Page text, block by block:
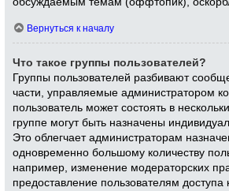
Вернуться к началу
Что такое группы пользователей?
Группы пользователей разбивают
части, управляемые администратором
пользователь может состоять в
группе могут быть назначены
Это облегчает администраторам
одновременно большому количеству
например, изменение модераторских
предоставление пользователям доступа